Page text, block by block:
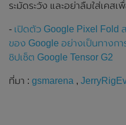
ระมัดระวัง และอย่าลืมใส่เคส
- เปิดตัว Google Pixel Fold
ของ Google อย่างเป็นทางก
ชิปเซ็ต Google Tensor G2
ที่มา : gsmarena ,